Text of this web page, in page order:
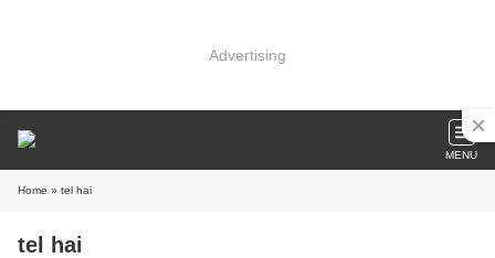
Advertising
MENU
Home » tel hai
tel hai